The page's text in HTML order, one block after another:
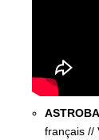
français //